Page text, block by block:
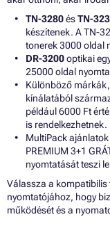
TN-3280ésTN-
készítenek. A TN-
tonerek 3000 oldal
DR-3200optikai
25000 oldal
Különböző
kínálatából
például 6000 Ft
is rendelkezhetnek.
MultiPack
PREMIUM 3+1
nyomtatását teszi
Válassza a kompatibilis
nyomtatójához, hogy
működését és a